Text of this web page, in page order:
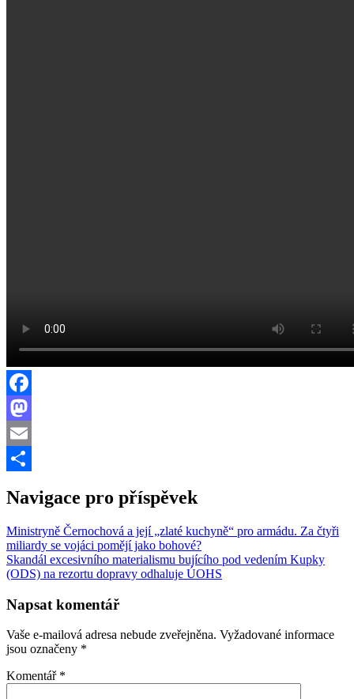
Facebook
Mastodon
Email
Navigace pro příspěvek
Ministryně Černochová a její „zlaté kuchyně“ pro armádu. Za čtyři
miliardy se vojáci pomějí jako bohové?
Skandál excesivního materialismu bujícího pod vedením Kupky
(ODS) na rezortu dopravy odhaluje ÚOHS
Napsat komentář
Vaše e-mailová adresa nebude zveřejněna. Vyžadované informace
jsou označeny *
Komentář *